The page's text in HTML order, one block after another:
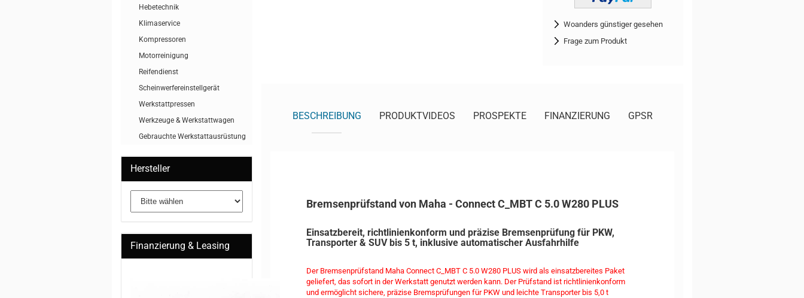
Woanders günstiger gesehen
Frage zum Produkt
BESCHREIBUNG PRODUKTVIDEOS PROSPEKTE FINANZIERUNG GPSR
Bremsenprüfstand von Maha - Connect C_MBT C 5.0 W280 PLUS
Einsatzbereit, richtlinienkonform und präzise Bremsenprüfung für PKW,
Transporter & SUV bis 5 t, inklusive automatischer Ausfahrhilfe
Der Bremsenprüfstand Maha Connect C_MBT C 5.0 W280 PLUS wird als einsatzbereites Paket
geliefert, das sofort in der Werkstatt genutzt werden kann. Der Prüfstand ist richtlinienkonform
und ermöglicht sichere, präzise Bremsprüfungen für PKW und leichte Transporter bis 5,0 t
Hebetechnik
Klimaservice
Kompressoren
Motorreinigung
Reifendienst
Scheinwerfereinstellgerät
Werkstattpressen
Werkzeuge & Werkstattwagen
Gebrauchte Werkstattausrüstung
Hersteller
Finanzierung & Leasing